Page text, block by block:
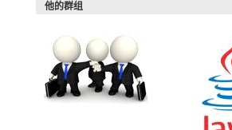
他的群组